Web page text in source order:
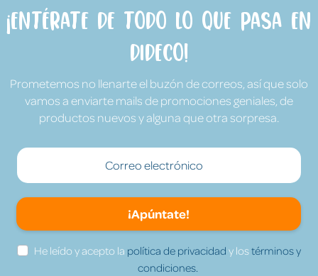
¡Entérate de todo lo que pasa en
Dideco!
Prometemos no llenarte el buzón de correos, así que solo
vamos a enviarte mails de promociones geniales, de
productos nuevos y alguna que otra sorpresa.
¡Apúntate!
He leído y acepto la política de privacidad y lostérminos y
condiciones.